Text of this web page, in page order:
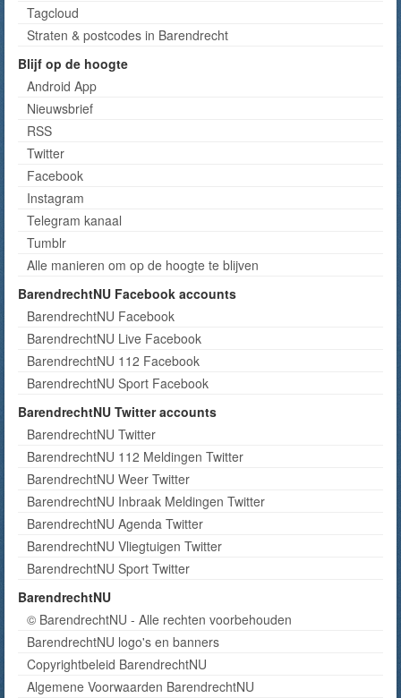
Tagcloud
Straten & postcodes in Barendrecht
Blijf op de hoogte
Android App
Nieuwsbrief
RSS
Twitter
Facebook
Instagram
Telegram kanaal
Tumblr
Alle manieren om op de hoogte te blijven
BarendrechtNU Facebook accounts
BarendrechtNU Facebook
BarendrechtNU Live Facebook
BarendrechtNU 112 Facebook
BarendrechtNU Sport Facebook
BarendrechtNU Twitter accounts
BarendrechtNU Twitter
BarendrechtNU 112 Meldingen Twitter
BarendrechtNU Weer Twitter
BarendrechtNU Inbraak Meldingen Twitter
BarendrechtNU Agenda Twitter
BarendrechtNU Vliegtuigen Twitter
BarendrechtNU Sport Twitter
BarendrechtNU
© BarendrechtNU - Alle rechten voorbehouden
BarendrechtNU logo's en banners
Copyrightbeleid BarendrechtNU
Algemene Voorwaarden BarendrechtNU